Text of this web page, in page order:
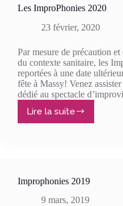
Mans
Les ImproPhonies 2020
23 février, 2020
Par mesure de précaution
du contexte sanitaire, les
reportées à une date
fête à Massy! Venez
dédié au spectacle
Lire la suite
Les
ImproPhonies
Improphonies 2019
9 mars, 2019